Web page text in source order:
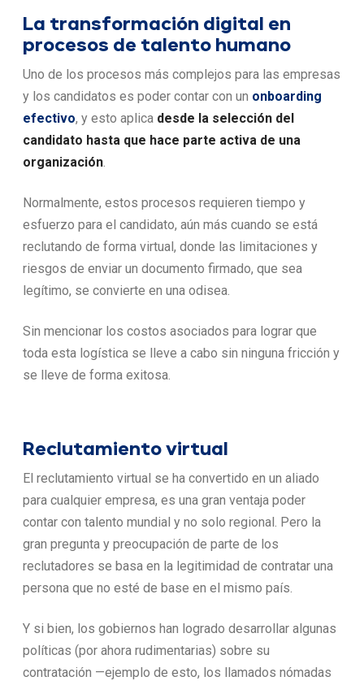
La transformación digital en
procesos de talento humano
Uno de los procesos más complejos para las empresas
y los candidatos es poder contar con un onboarding
efectivo, y esto aplica desde la selección del
candidato hasta que hace parte activa de una
organización
Normalmente, estos procesos requieren tiempo y
esfuerzo para el candidato, aún más cuando se está
reclutando de forma virtual, donde las limitaciones y
riesgos de enviar un documento firmado, que sea
legítimo, se convierte en una odisea.
Sin mencionar los costos asociados para lograr que
toda esta logística se lleve a cabo sin ninguna fricción y
se lleve de forma exitosa.
Reclutamiento virtual
El reclutamiento virtual se ha convertido en un aliado
para cualquier empresa, es una gran ventaja poder
contar con talento mundial y no solo regional. Pero la
gran pregunta y preocupación de parte de los
reclutadores se basa en la legitimidad de contratar una
persona que no esté de base en el mismo país.
Y si bien, los gobiernos han logrado desarrollar algunas
políticas (por ahora rudimentarias) sobre su
contratación —ejemplo de esto, los llamados nómadas